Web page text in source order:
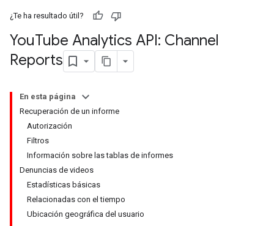
¿Te ha resultado útil?
YouTube Analytics API: Channel
Reports
En esta página
Recuperación de un informe
Autorización
Filtros
Información sobre las tablas de informes
Denuncias de videos
Estadísticas básicas
Relacionadas con el tiempo
Ubicación geográfica del usuario